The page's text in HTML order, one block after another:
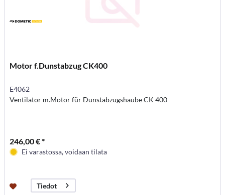
Motor f.Dunstabzug CK400
E4062
Ventilator m.Motor für Dunstabzugshaube CK 400
246,00 € *
Ei varastossa, voidaan tilata
Tiedot